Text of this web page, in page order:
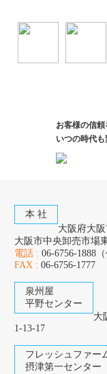
お客様の信頼
いつの時代も
本 社
大阪府大
大阪市中央卸売市場
電話 : 06-6756-1888（
FAX : 06-6756-1777
泉州屋
平野センター
大
1-13-17
フレッシュファー
摂津第一センター